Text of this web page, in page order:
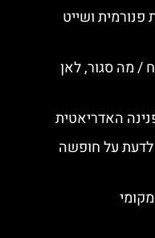
פנורמית ושייט
/ מה סגור, לאן
האדריאטית
לדעת על חופשה